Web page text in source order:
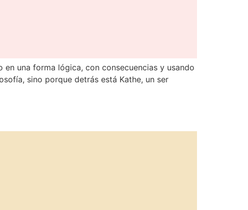
una forma lógica, con consecuencias y usando
sino porque detrás está Kathe, un ser